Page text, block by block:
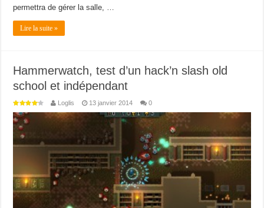
permettra de gérer la salle, …
Lire la suite »
Hammerwatch, test d’un hack’n slash old
school et indépendant
Loglis 13 janvier 2014 0